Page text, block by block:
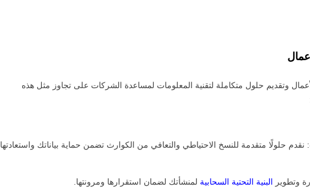
وتقديم حلول متكاملة لتقنية المعلومات لمساعدة الشركات على تجاوز مثل هذه
: نقدم حلولًا متقدمة للنسخ الاحتياطي والتعافي من الكوارث تضمن حماية بياناتك واستعادتها
وتطوير البنية التحتية السحابية لمنشأتك لضمان استقرارها ومرونتها.